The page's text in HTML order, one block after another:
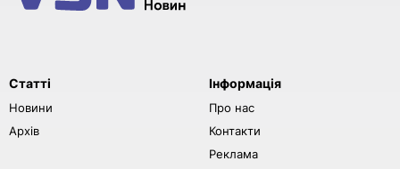
Статті
Новини
Архів
Інформація
Про нас
Контакти
Реклама